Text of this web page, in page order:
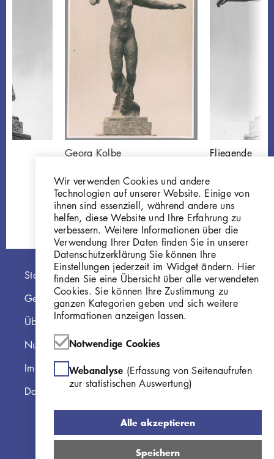
Georg Kolbe
Bronze
GKFo-0333_001
Fliegende
Hauptnavigation
Startseite
Georg Kolbe Museum
Über die Online Sammlung
Nutzungshinweise
Impressum
Datenschutzerklärung
Wir verwenden Cookies und andere
Technologien auf unserer Website. Einige von
ihnen sind essenziell, während andere uns
helfen, diese Website und Ihre Erfahrung zu
verbessern. Weitere Informationen über die
Verwendung Ihrer Daten finden Sie in unserer
Datenschutzerklärung Sie können Ihre
Einstellungen jederzeit im Widget ändern. Hier
finden Sie eine Übersicht über alle verwendeten
Cookies. Sie können Ihre Zustimmung zu
ganzen Kategorien geben und sich weitere
Informationen anzeigen lassen.
Notwendige Cookies
Webanalyse (Erfassung von Seitenaufrufen
zur statistischen Auswertung)
Alle akzeptieren
Speichern